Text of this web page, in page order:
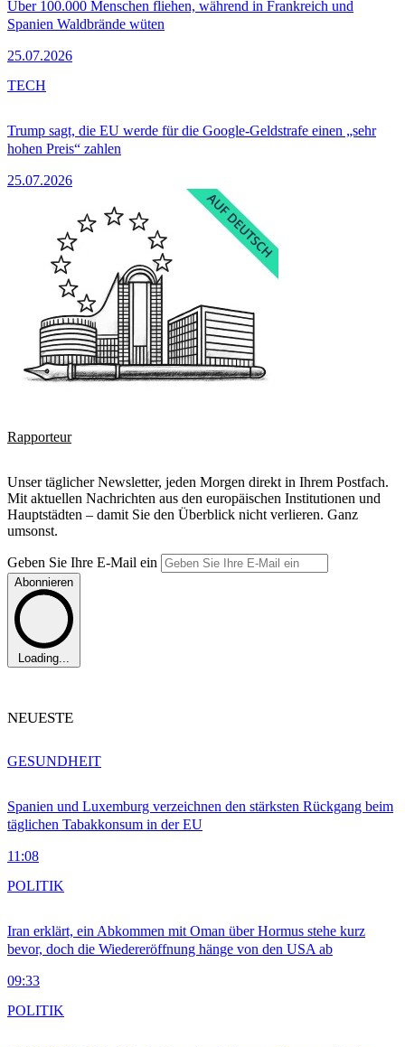
Über 100.000 Menschen fliehen, während in Frankreich und
Spanien Waldbrände wüten
25.07.2026
Trump sagt, die EU werde für die Google-Geldstrafe einen „sehr
hohen Preis“ zahlen
25.07.2026
TECH
Rapporteur
Unser täglicher Newsletter, jeden Morgen direkt in Ihrem Postfach.
Mit aktuellen Nachrichten aus den europäischen Institutionen und
Hauptstädten – damit Sie den Überblick nicht verlieren. Ganz
umsonst.
Geben Sie Ihre E-Mail ein
Abonnieren
Loading...
NEUESTE
Spanien und Luxemburg verzeichnen den stärksten Rückgang beim
täglichen Tabakkonsum in der EU
11:08
GESUNDHEIT
Iran erklärt, ein Abkommen mit Oman über Hormus stehe kurz
bevor, doch die Wiedereröffnung hänge von den USA ab
09:33
POLITIK
POLITIK